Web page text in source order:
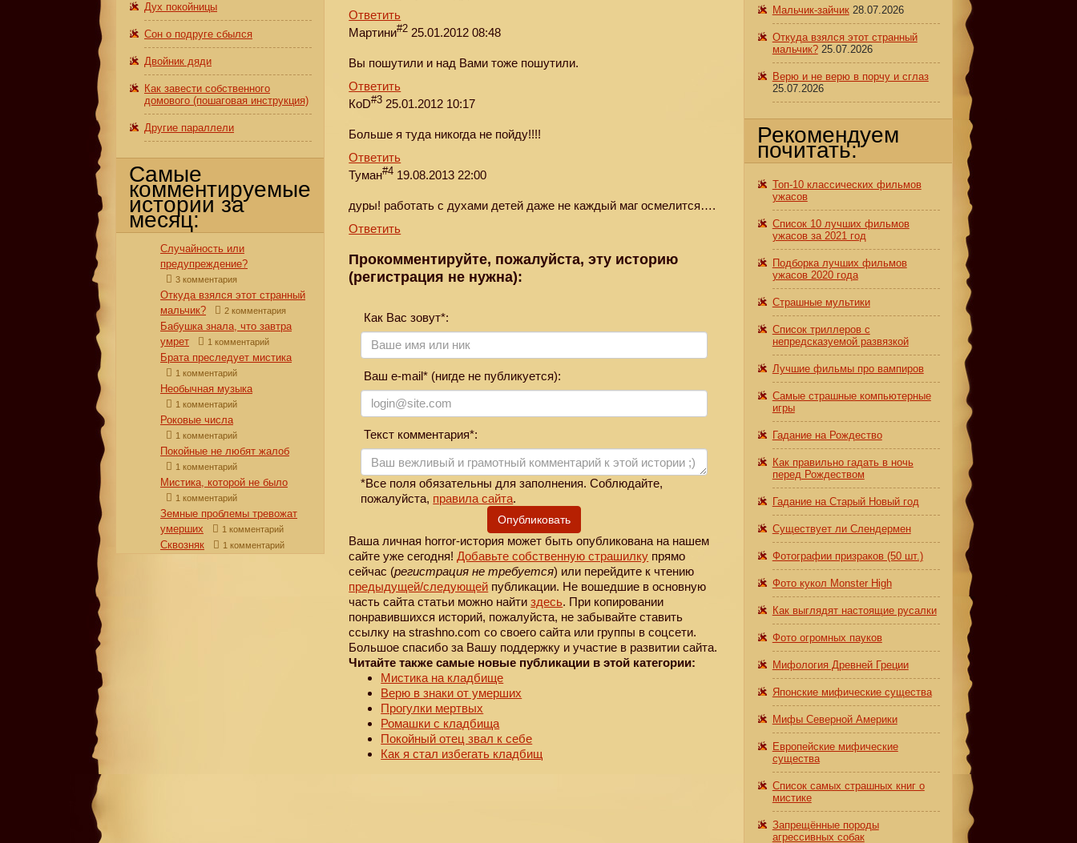
Ответить
Мартини#2 25.01.2012 08:48
Вы пошутили и над Вами тоже пошутили.
Ответить
КоD#3 25.01.2012 10:17
Больше я туда никогда не пойду!!!!
Ответить
Туман#4 19.08.2013 22:00
дуры! работать с духами детей даже не каждый маг осмелится….
Ответить
Прокомментируйте, пожалуйста, эту историю
(регистрация не нужна):
Как Вас зовут*:
Ваш e-mail* (нигде не публикуется):
Текст комментария*:
*Все поля обязательны для заполнения. Соблюдайте,
пожалуйста, правила сайта.
Опубликовать
Ваша личная horror-история может быть опубликована на нашем
сайте уже сегодня!Добавьте собственную страшилку прямо
сейчас (регистрация не требуется) или перейдите к чтению
предыдущей/следующей публикации. Не вошедшие в основную
часть сайта статьи можно найтиздесь. При копировании
понравившихся историй, пожалуйста, не забывайте ставить
ссылку на strashno.com со своего сайта или группы в соцсети.
Большое спасибо за Вашу поддержку и участие в развитии сайта.
Читайте также самые новые публикации в этой категории:
Мистика на кладбище
Верю в знаки от умерших
Прогулки мертвых
Ромашки с кладбища
Покойный отец звал к себе
Как я стал избегать кладбищ
Дух покойницы
Сон о подруге сбылся
Двойник дяди
Как завести собственного
домового (пошаговая инструкция)
Другие параллели
Самые
комментируемые
истории за
месяц:
Случайность или
предупреждение?
3 комментария
Откуда взялся этот странный
мальчик?
2 комментария
Бабушка знала, что завтра
умрет
1 комментарий
Брата преследует мистика
1 комментарий
Необычная музыка
1 комментарий
Роковые числа
1 комментарий
Покойные не любят жалоб
1 комментарий
Мистика, которой не было
1 комментарий
Земные проблемы тревожат
умерших
1 комментарий
Сквозняк 1 комментарий
Мальчик-зайчик 28.07.2026
Откуда взялся этот странный
мальчик? 25.07.2026
Верю и не верю в порчу и сглаз
25.07.2026
Рекомендуем
почитать:
Топ-10 классических фильмов
ужасов
Список 10 лучших фильмов
ужасов за 2021 год
Подборка лучших фильмов
ужасов 2020 года
Страшные мультики
Список триллеров с
непредсказуемой развязкой
Лучшие фильмы про вампиров
Самые страшные компьютерные
игры
Гадание на Рождество
Как правильно гадать в ночь
перед Рождеством
Гадание на Старый Новый год
Существует ли Слендермен
Фотографии призраков (50 шт.)
Фото кукол Monster High
Как выглядят настоящие русалки
Фото огромных пауков
Мифология Древней Греции
Японские мифические существа
Мифы Северной Америки
Европейские мифические
существа
Список самых страшных книг о
мистике
Запрещённые породы
агрессивных собак